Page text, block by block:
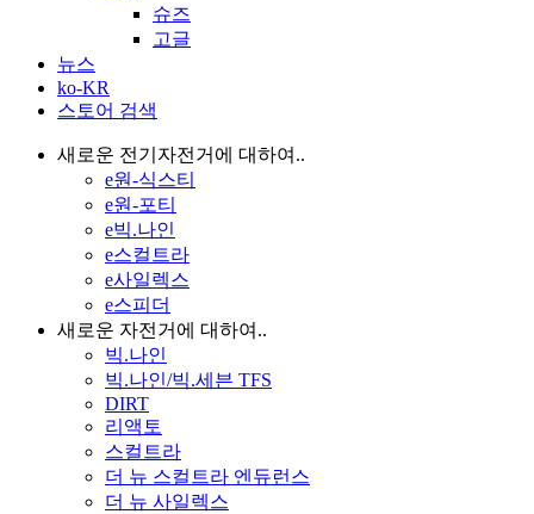
슈즈
고글
뉴스
ko-KR
스토어 검색
새로운 전기자전거에 대하여..
e원-식스티
e원-포티
e빅.나인
e스컬트라
e사일렉스
e스피더
새로운 자전거에 대하여..
빅.나인
빅.나인/빅.세븐 TFS
DIRT
리액토
스컬트라
더 뉴 스컬트라 엔듀런스
더 뉴 사일렉스